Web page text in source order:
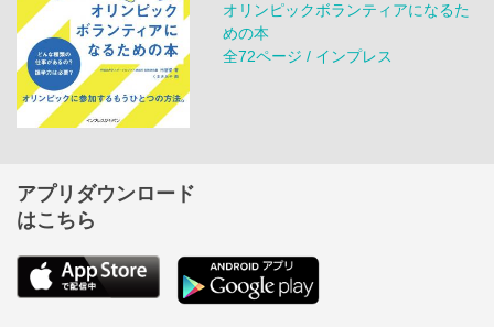
オリンピックボランティアになるた
めの本
全72ページ / インプレス
アプリダウンロード
はこちら